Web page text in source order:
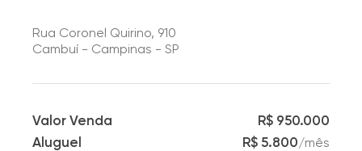
Rua Coronel Quirino, 910
Cambuí - Campinas - SP
Valor Venda
R$ 950.000
Aluguel
R$ 5.800/mês